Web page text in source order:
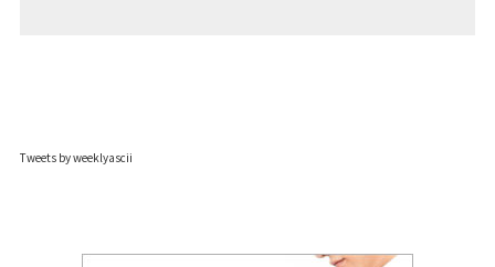
Tweets by weeklyascii